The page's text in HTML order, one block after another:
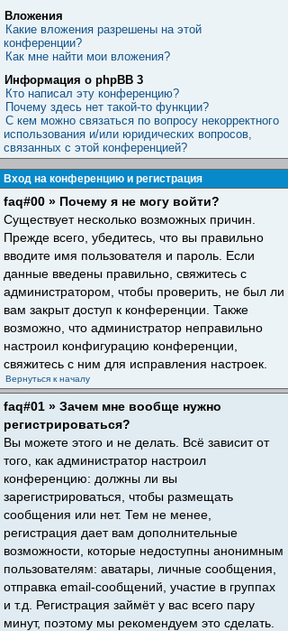
Вложения
Какие вложения разрешены на этой
конференции?
Как мне найти мои вложения?
Информация о phpBB 3
Кто написал эту конференцию?
Почему здесь нет такой-то функции?
С кем можно связаться по вопросу некорректного
использования и/или юридических вопросов,
связанных с этой конференцией?
Вход на конференцию и регистрация
faq#00 » Почему я не могу войти?
Существует несколько возможных причин.
Прежде всего, убедитесь, что вы правильно
вводите имя пользователя и пароль. Если
данные введены правильно, свяжитесь с
администратором, чтобы проверить, не был ли
вам закрыт доступ к конференции. Также
возможно, что администратор неправильно
настроил конфигурацию конференции,
свяжитесь с ним для исправления настроек.
Вернуться к началу
faq#01 » Зачем мне вообще нужно
регистрироваться?
Вы можете этого и не делать. Всё зависит от
того, как администратор настроил
конференцию: должны ли вы
зарегистрироваться, чтобы размещать
сообщения или нет. Тем не менее,
регистрация дает вам дополнительные
возможности, которые недоступны анонимным
пользователям: аватары, личные сообщения,
отправка email-сообщений, участие в группах
и т.д. Регистрация займёт у вас всего пару
минут, поэтому мы рекомендуем это сделать.